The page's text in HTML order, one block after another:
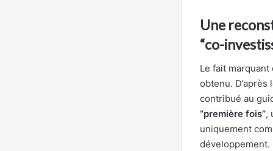
Une
“co-
Le fait
obtenu.
contribué au
“première fois”,
uniquement
développement.